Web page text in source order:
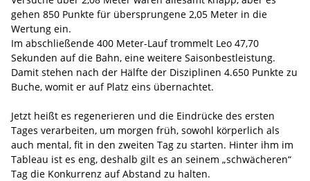
gehen 850 Punkte für übersprungene 2,05 Meter in die
Wertung ein.
Im abschließende 400 Meter-Lauf trommelt Leo 47,70
Sekunden auf die Bahn, eine weitere Saisonbestleistung.
Damit stehen nach der Hälfte der Disziplinen 4.650 Punkte zu
Buche, womit er auf Platz eins übernachtet.
Jetzt heißt es regenerieren und die Eindrücke des ersten
Tages verarbeiten, um morgen früh, sowohl körperlich als
auch mental, fit in den zweiten Tag zu starten. Hinter ihm im
Tableau ist es eng, deshalb gilt es an seinem „schwächeren“
Tag die Konkurrenz auf Abstand zu halten.